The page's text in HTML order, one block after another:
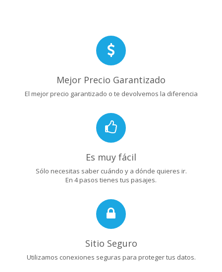
Mejor Precio Garantizado
El mejor precio garantizado o te devolvemos la diferencia
Es muy fácil
Sólo necesitas saber cuándo y a dónde quieres ir.
En 4 pasos tienes tus pasajes.
Sitio Seguro
Utilizamos conexiones seguras para proteger tus datos.